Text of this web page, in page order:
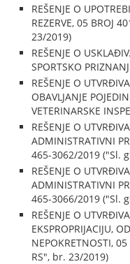
REŠENJE O
REZERVE, 05 BROJ
23/2019)
REŠENJE O
SPORTSKO
REŠENJE O
OBAVLJANJE
VETERINARSKE
REŠENJE O
ADMINISTRATIVNI
465-3062/2019 ("Sl.
REŠENJE O
ADMINISTRATIVNI
465-3066/2019 ("Sl.
REŠENJE O
EKSPROPRIJACIJU,
NEPOKRETNOSTI,
RS", br. 23/2019)